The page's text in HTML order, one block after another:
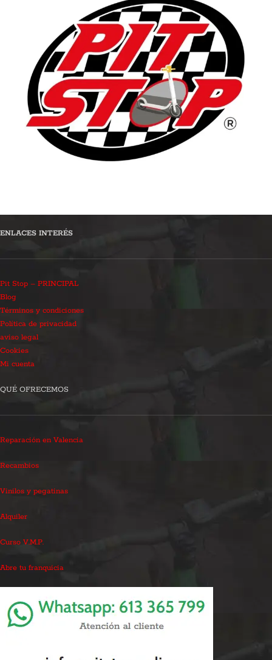
ENLACES INTERÉS
Pit Stop – PRINCIPAL
Blog
Términos y condiciones
Política de privacidad
aviso legal
Cookies
Mi cuenta
QUÉ OFRECEMOS
Reparación en Valencia
Recambios
Vinilos y pegatinas
Alquiler
Curso V.M.P.
Abre tu franquicia